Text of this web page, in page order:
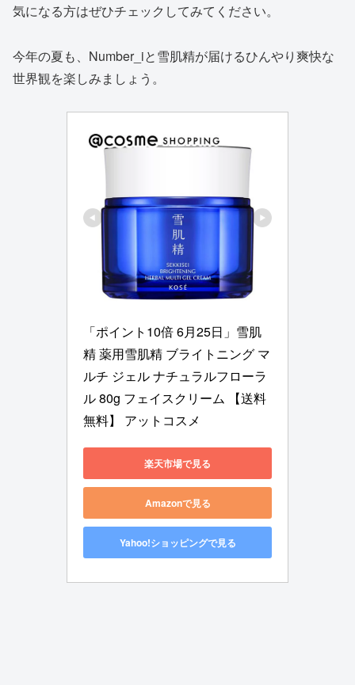
気になる方はぜひチェックしてみてください。
今年の夏も、Number_iと雪肌精が届けるひんやり爽快な
世界観を楽しみましょう。
「ポイント10倍 6月25日」雪肌
精 薬用雪肌精 ブライトニング マ
ルチ ジェル ナチュラルフローラ
ル 80g フェイスクリーム 【送料
無料】 アットコスメ
楽天市場で見る
Amazonで見る
Yahoo!ショッピングで見る